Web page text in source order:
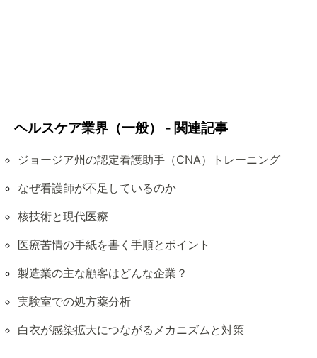
ヘルスケア業界（一般） - 関連記事
ジョージア州の認定看護助手（CNA）トレーニング
なぜ看護師が不足しているのか
核技術と現代医療
医療苦情の手紙を書く手順とポイント
製造業の主な顧客はどんな企業？
実験室での処方薬分析
白衣が感染拡大につながるメカニズムと対策